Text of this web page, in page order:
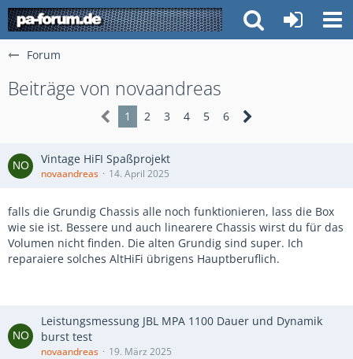
Forum
Beiträge von novaandreas
1 2 3 4 5 6
Vintage HiFI Spaßprojekt
novaandreas 14. April 2025
falls die Grundig Chassis alle noch funktionieren, lass die Box
wie sie ist. Bessere und auch linearere Chassis wirst du für das
Volumen nicht finden. Die alten Grundig sind super. Ich
reparaiere solches AltHiFi übrigens Hauptberuflich.
Leistungsmessung JBL MPA 1100 Dauer und Dynamik
burst test
novaandreas 19. März 2025